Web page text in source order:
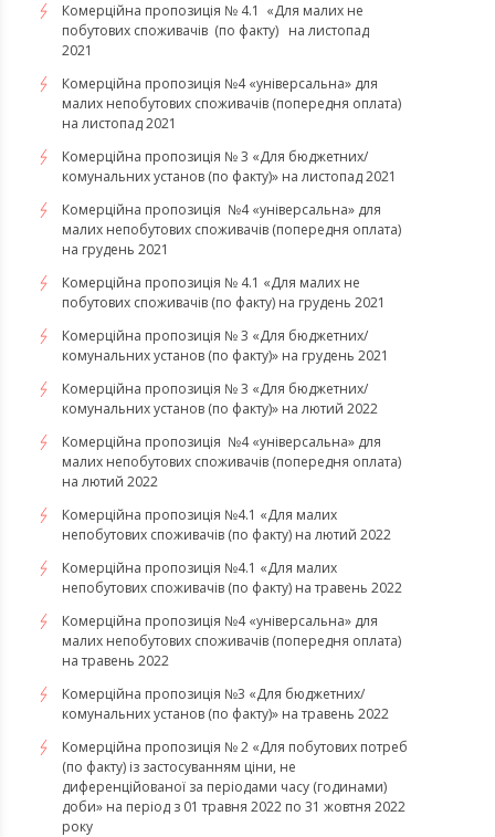
​​​​​​​Комерційна пропозиція № 4.1 «Для малих не
побутових споживачів (по факту) на листопад
2021
Комерційна пропозиція №4 «універсальна» для
малих непобутових споживачів (попередня оплата)
на листопад 2021
Комерційна пропозиція № 3 «Для бюджетних/
комунальних установ (по факту)» на листопад 2021
Комерційна пропозиція №4 «універсальна» для
малих непобутових споживачів (попередня оплата)
на грудень 2021
Комерційна пропозиція № 4.1 «Для малих не
побутових споживачів (по факту) на грудень 2021
Комерційна пропозиція № 3 «Для бюджетних/
комунальних установ (по факту)» на грудень 2021
​​​​​​Комерційна пропозиція № 3 «Для бюджетних/
комунальних установ (по факту)» на лютий 2022
Комерційна пропозиція №4 «універсальна» для
малих непобутових споживачів (попередня оплата)
на лютий 2022
​​​​​​​Комерційна пропозиція №4.1 «Для малих
непобутових споживачів (по факту) на лютий 2022
Комерційна пропозиція №4.1 «Для малих
непобутових споживачів (по факту) на травень 2022
Комерційна пропозиція №4 «універсальна» для
малих непобутових споживачів (попередня оплата)
на травень 2022
Комерційна пропозиція №3 «Для бюджетних/
комунальних установ (по факту)» на травень 2022
Комерційна пропозиція № 2 «Для побутових потреб
(по факту) із застосуванням ціни, не
диференційованої за періодами часу (годинами)
доби» на період з 01 травня 2022 по 31 жовтня 2022
року